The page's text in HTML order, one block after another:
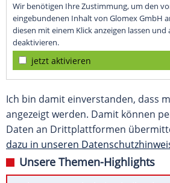
Wir benötigen Ihre Zustimmung, um den
eingebundenen Inhalt von Glomex GmbH
diesen mit einem Klick anzeigen lassen und
deaktivieren.
jetzt aktivieren
Ich bin damit einverstanden, dass
angezeigt werden. Damit können
Daten an Drittplattformen
dazu in unseren
Unsere Themen-Highlights